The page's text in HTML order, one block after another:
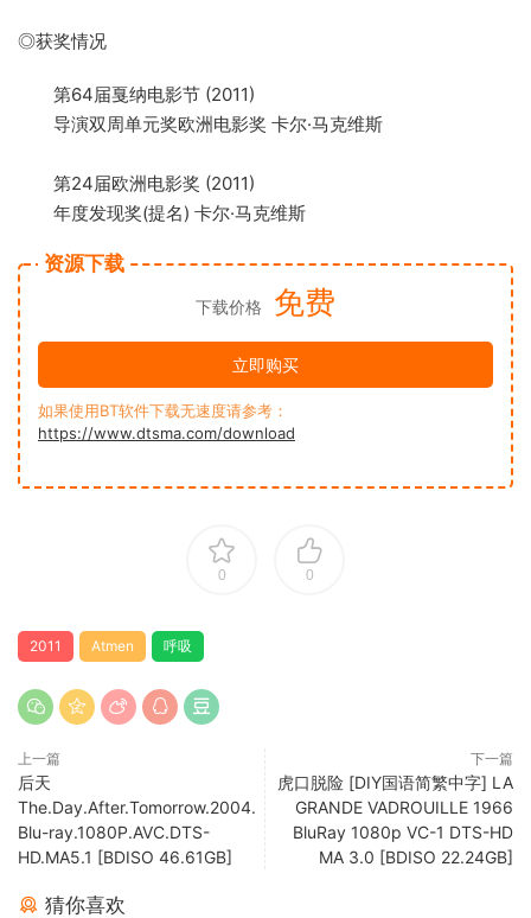
◎获奖情况
第64届戛纳电影节 (2011)
导演双周单元奖欧洲电影奖 卡尔·马克维斯
第24届欧洲电影奖 (2011)
年度发现奖(提名) 卡尔·马克维斯
资源下载
下载价格 免费
立即购买
如果使用BT软件下载无速度请参考：
https://www.dtsma.com/download
0 0
2011 Atmen 呼吸
上一篇
后天
The.Day.After.Tomorrow.2004.
Blu-ray.1080P.AVC.DTS-
HD.MA5.1 [BDISO 46.61GB]
下一篇
虎口脱险 [DIY国语简繁中字] LA
GRANDE VADROUILLE 1966
BluRay 1080p VC-1 DTS-HD
MA 3.0 [BDISO 22.24GB]
猜你喜欢